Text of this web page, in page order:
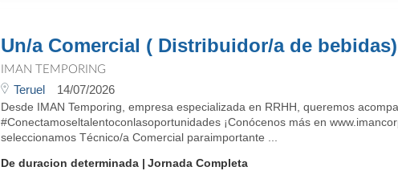
Un/a Comercial ( Distribuidor/a de bebidas)
IMAN TEMPORING
Teruel 14/07/2026
Desde IMAN Temporing, empresa especializada en RRHH, queremos
#Conectamoseltalentoconlasoportunidades ¡Conócenos más en
seleccionamos Técnico/a Comercial paraimportante ...
De duracion determinada
Jornada Completa